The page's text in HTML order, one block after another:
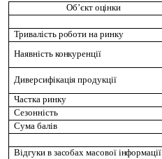
Об’єкт оцінки
Тривалість роботи на ринку
Наявність конкуренції
Диверсифікація продукції
Частка ринку
Сезонність
Сума балів
Відгуки в засобах масової інформації